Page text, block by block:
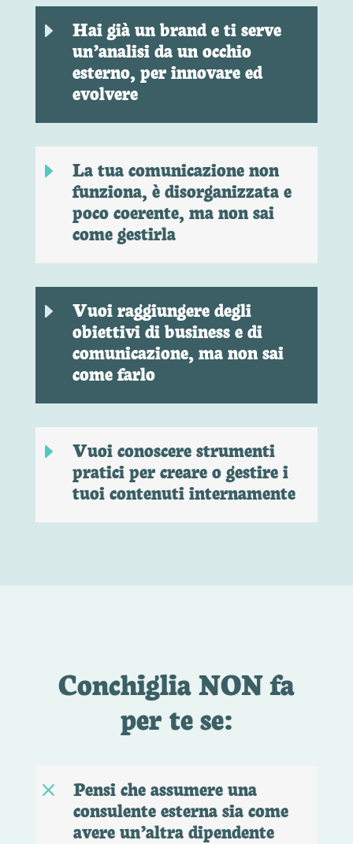
E
Hai già un brand e ti serve
un’analisi da un occhio
esterno, per innovare ed
evolvere
E
La tua comunicazione non
funziona, è disorganizzata e
poco coerente, ma non sai
come gestirla
E
Vuoi raggiungere degli
obiettivi di business e di
comunicazione, ma non sai
come farlo
E
Vuoi conoscere strumenti
pratici per creare o gestire i
tuoi contenuti internamente
Conchiglia NON fa
per te se:
M
Pensi che assumere una
consulente esterna sia come
avere un’altra dipendente